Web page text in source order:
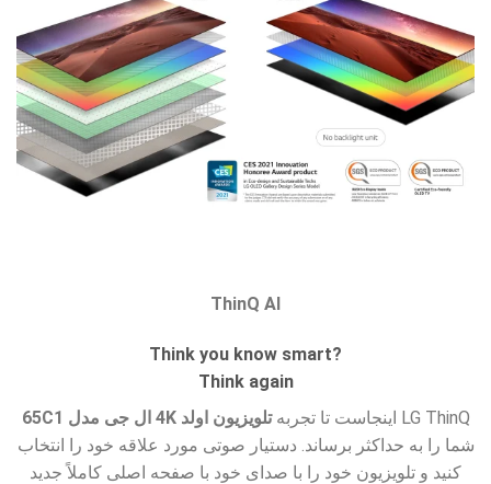
ThinQ AI
?Think you know smart
Think again
LG ThinQ اینجاست تا تجربه
تلویزیون اولد 4K ال جی مدل 65C1
شما را به حداکثر برساند. دستیار صوتی مورد علاقه خود را انتخاب
کنید و تلویزیون خود را با صدای خود با صفحه اصلی کاملاً جدید